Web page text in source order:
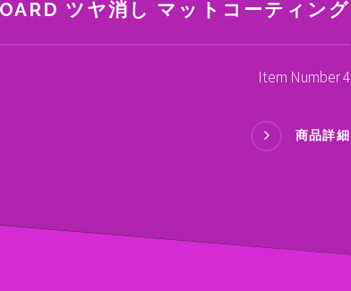
ツヤ消し マットコーティング
Item Number 4
商品詳細